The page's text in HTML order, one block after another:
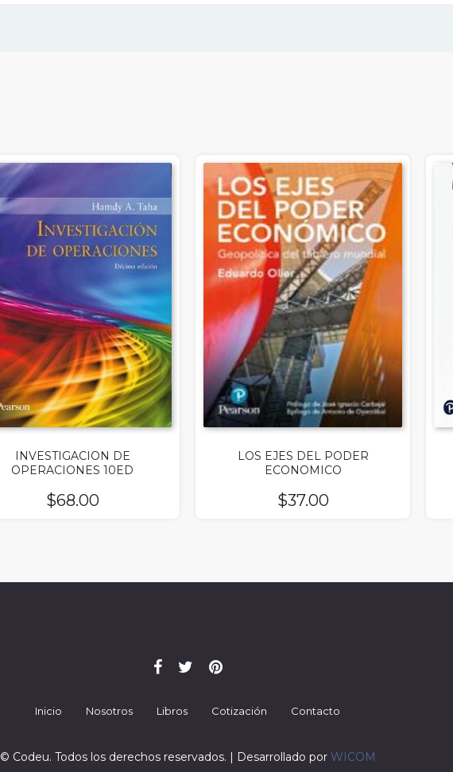
INVESTIGACION DE
OPERACIONES 10ED
$68.00
LOS EJES DEL PODER
ECONOMICO
$37.00
Inicio Nosotros Libros Cotización Contacto
© Codeu. Todos los derechos reservados. | Desarrollado por WICOM